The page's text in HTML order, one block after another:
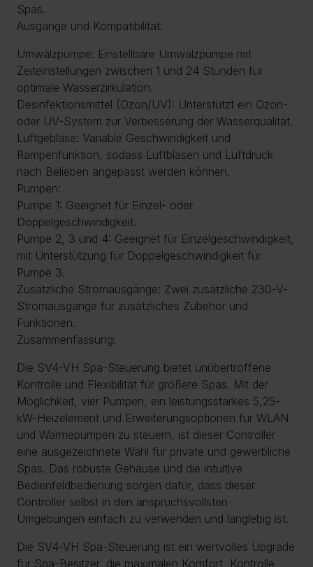
Spas.
Ausgänge und Kompatibilität:
Umwälzpumpe: Einstellbare Umwälzpumpe mit
Zeiteinstellungen zwischen 1 und 24 Stunden für
optimale Wasserzirkulation.
Desinfektionsmittel (Ozon/UV): Unterstützt ein Ozon-
oder UV-System zur Verbesserung der Wasserqualität.
Luftgebläse: Variable Geschwindigkeit und
Rampenfunktion, sodass Luftblasen und Luftdruck
nach Belieben angepasst werden können.
Pumpen:
Pumpe 1: Geeignet für Einzel- oder
Doppelgeschwindigkeit.
Pumpe 2, 3 und 4: Geeignet für Einzelgeschwindigkeit,
mit Unterstützung für Doppelgeschwindigkeit für
Pumpe 3.
Zusätzliche Stromausgänge: Zwei zusätzliche 230-V-
Stromausgänge für zusätzliches Zubehör und
Funktionen.
Zusammenfassung:
Die SV4-VH Spa-Steuerung bietet unübertroffene
Kontrolle und Flexibilität für größere Spas. Mit der
Möglichkeit, vier Pumpen, ein leistungsstarkes 5,25-
kW-Heizelement und Erweiterungsoptionen für WLAN
und Wärmepumpen zu steuern, ist dieser Controller
eine ausgezeichnete Wahl für private und gewerbliche
Spas. Das robuste Gehäuse und die intuitive
Bedienfeldbedienung sorgen dafür, dass dieser
Controller selbst in den anspruchsvollsten
Umgebungen einfach zu verwenden und langlebig ist.
Die SV4-VH Spa-Steuerung ist ein wertvolles Upgrade
für Spa-Besitzer, die maximalen Komfort, Kontrolle